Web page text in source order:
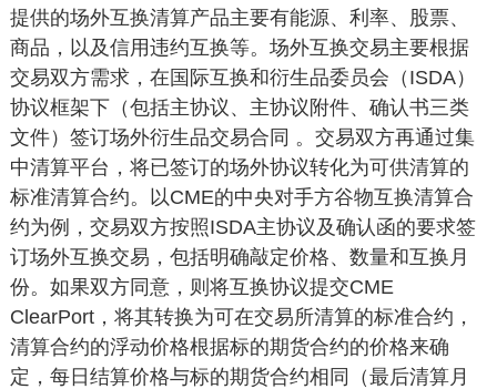
提供的场外互换清算产品主要有能源、利率、股票、
商品，以及信用违约互换等。场外互换交易主要根据
交易双方需求，在国际互换和衍生品委员会（ISDA）
协议框架下（包括主协议、主协议附件、确认书三类
文件）签订场外衍生品交易合同 。交易双方再通过集
中清算平台，将已签订的场外协议转化为可供清算的
标准清算合约。以CME的中央对手方谷物互换清算合
约为例，交易双方按照ISDA主协议及确认函的要求签
订场外互换交易，包括明确敲定价格、数量和互换月
份。如果双方同意，则将互换协议提交CME
ClearPort，将其转换为可在交易所清算的标准合约，
清算合约的浮动价格根据标的期货合约的价格来确
定，每日结算价格与标的期货合约相同（最后清算月